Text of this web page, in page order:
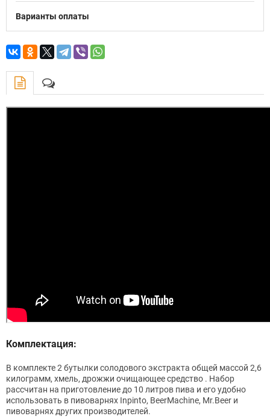
Варианты оплаты
Комплектация:
В комплекте 2 бутылки солодового экстракта общей массой 2,6
килограмм, хмель, дрожжи очищающее средство . Набор
рассчитан на приготовление до 10 литров пива и его удобно
использовать в пивоварнях Inpinto, BeerMachine, Mr.Beer и
пивоварнях других производителей.